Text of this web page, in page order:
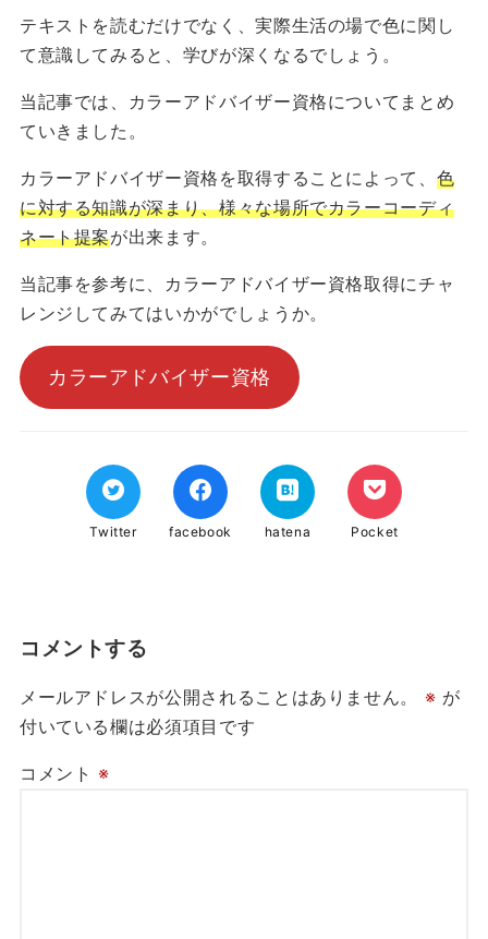
テキストを読むだけでなく、実際生活の場で色に関し
て意識してみると、学びが深くなるでしょう。
当記事では、カラーアドバイザー資格についてまとめ
ていきました。
カラーアドバイザー資格を取得することによって、 色
に対する知識が深まり、様々な場所でカラーコーディ
ネート提案が出来ます。
当記事を参考に、カラーアドバイザー資格取得にチャ
レンジしてみてはいかがでしょうか。
カラーアドバイザー資格
Twitter facebook hatena Pocket
コメントする
メールアドレスが公開されることはありません。 ※ が
付いている欄は必須項目です
コメント ※